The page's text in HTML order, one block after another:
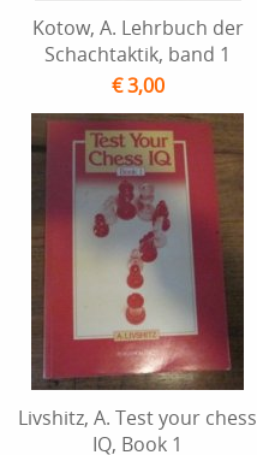
Kotow, A. Lehrbuch der
Schachtaktik, band 1
€ 3,00
Livshitz, A. Test your chess
IQ, Book 1